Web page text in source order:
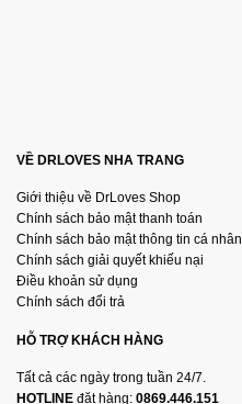
VỀ DRLOVES NHA TRANG
Giới thiệu về DrLoves Shop
Chính sách bảo mật thanh toán
Chính sách bảo mật thông tin cá nhân
Chính sách giải quyết khiếu nại
Điều khoản sử dụng
Chính sách đổi trả
HỖ TRỢ KHÁCH HÀNG
Tất cả các ngày trong tuần 24/7.
HOTLINE đặt hàng: 0869.446.151